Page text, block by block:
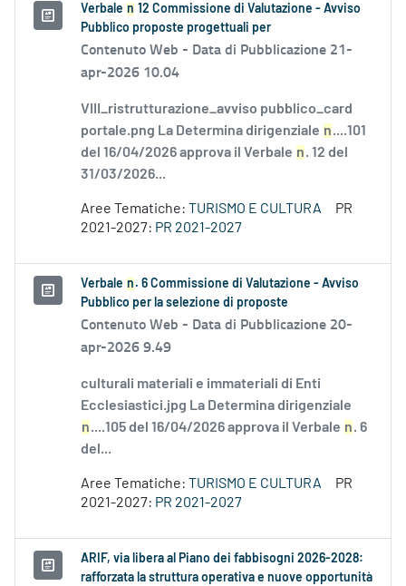
Verbale n 12 Commissione di Valutazione - Avviso
Pubblico proposte progettuali per
Contenuto Web - Data di Pubblicazione 21-
apr-2026 10.04
VIII_ristrutturazione_avviso pubblico_card
portale.png La Determina dirigenziale n....101
del 16/04/2026 approva il Verbale n. 12 del
31/03/2026...
Aree Tematiche: TURISMO E CULTURA
PR
2021-2027: PR 2021-2027
Verbale n . 6 Commissione di Valutazione - Avviso
Pubblico per la selezione di proposte
Contenuto Web - Data di Pubblicazione 20-
apr-2026 9.49
culturali materiali e immateriali di Enti
Ecclesiastici.jpg La Determina dirigenziale
n....105 del 16/04/2026 approva il Verbale n. 6
del...
Aree Tematiche: TURISMO E CULTURA
PR
2021-2027: PR 2021-2027
ARIF, via libera al Piano dei fabbisogni 2026-2028:
rafforzata la struttura operativa e nuove opportunità